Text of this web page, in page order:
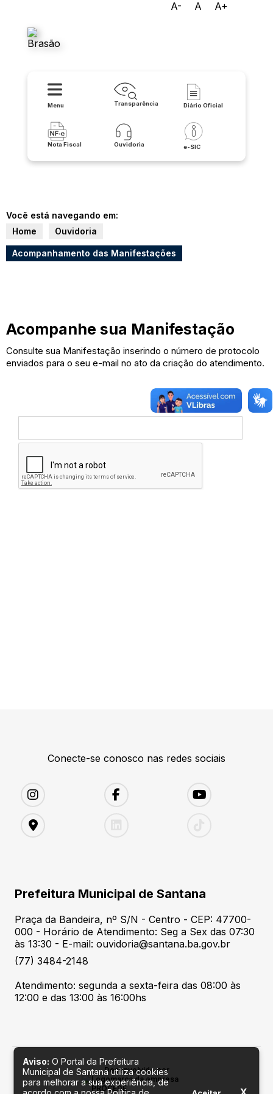
A- A A+
Menu Transparência Diário Oficial
Nota Fiscal Ouvidoria e-SIC
Você está navegando em:
Home
Ouvidoria
Acompanhamento das Manifestações
Acompanhe sua Manifestação
Consulte sua Manifestação inserindo o número de protocolo
enviados para o seu e-mail no ato da criação do atendimento.
Conecte-se conosco nas redes sociais
Prefeitura Municipal de Santana
Praça da Bandeira, nº S/N - Centro - CEP: 47700-
000 - Horário de Atendimento: Seg a Sex das 07:30
às 13:30 - E-mail: ouvidoria@santana.ba.gov.br
(77) 3484-2148
Atendimento: segunda a sexta-feira das 08:00 às
12:00 e das 13:00 às 16:00hs
Desenvolvido por
Aviso: O Portal da Prefeitura
Municipal de Santana utiliza cookies
para melhorar a sua experiência, de